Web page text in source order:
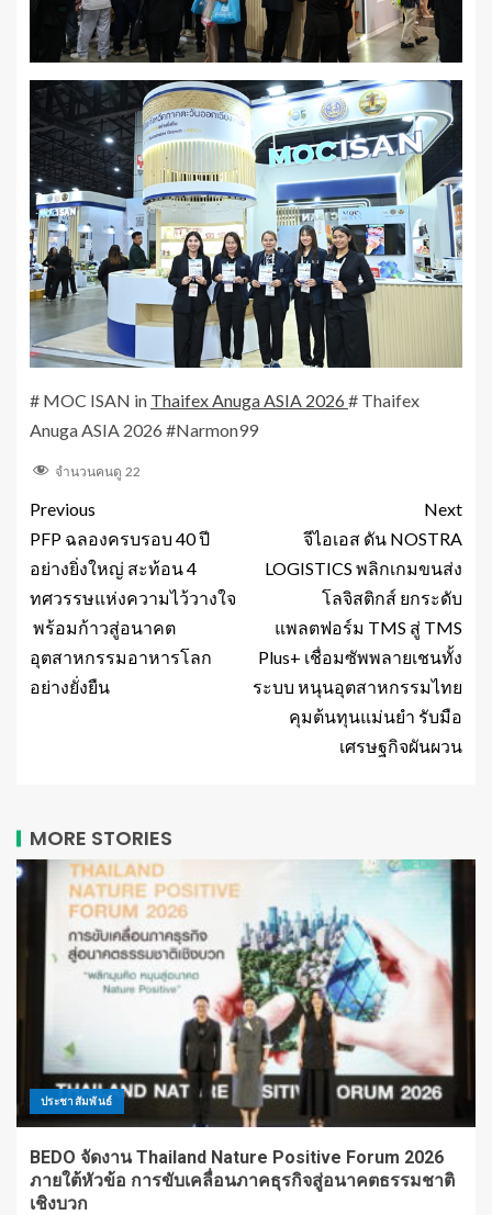
# MOC ISAN in Thaifex Anuga ASIA 2026 # Thaifex
Anuga ASIA 2026 #Narmon99
จำนวนคนดู 22
Previous
PFP ฉลองครบรอบ 40 ปี
อย่างยิ่งใหญ่ สะท้อน 4
ทศวรรษแห่งความไว้วางใจ
พร้อมก้าวสู่อนาคต
อุตสาหกรรมอาหารโลก
อย่างยั่งยืน
Next
จีไอเอส ดัน NOSTRA
LOGISTICS พลิกเกมขนส่ง
โลจิสติกส์ ยกระดับ
แพลตฟอร์ม TMS สู่ TMS
Plus+ เชื่อมซัพพลายเชนทั้ง
ระบบ หนุนอุตสาหกรรมไทย
คุมต้นทุนแม่นยำ รับมือ
เศรษฐกิจผันผวน
MORE STORIES
ประชาสัมพันธ์
BEDO จัดงาน Thailand Nature Positive Forum 2026
ภายใต้หัวข้อ การขับเคลื่อนภาคธุรกิจสู่อนาคตธรรมชาติ
เชิงบวก